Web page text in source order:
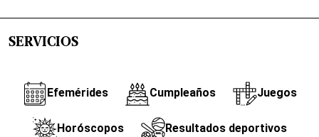
SERVICIOS
Efemérides Cumpleaños Juegos
Horóscopos Resultados deportivos